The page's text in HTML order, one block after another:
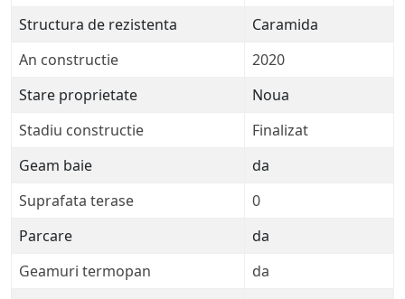
Structura de rezistenta
Caramida
An constructie
2020
Stare proprietate
Noua
Stadiu constructie
Finalizat
Geam baie
da
Suprafata terase
0
Parcare
da
Geamuri termopan
da